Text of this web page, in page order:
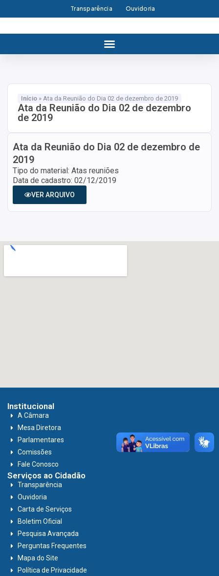
Transparência Ouvidoria
Início » Ata da Reunião do Dia 02 de dezembro de 2019
Ata da Reunião do Dia 02 de dezembro
de 2019
Ata da Reunião do Dia 02 de dezembro de
2019
Tipo do material: Atas reuniões
Data de cadastro: 02/12/2019
VER ARQUIVO
Institucional
A Câmara
Mesa Diretora
Parlamentares
Comissões
Fale Conosco
Serviços ao Cidadão
Transparência
Ouvidoria
Carta de Serviços
Boletim Oficial
Pesquisa Avançada
Perguntas Frequentes
Mapa do Site
Política de Privacidade